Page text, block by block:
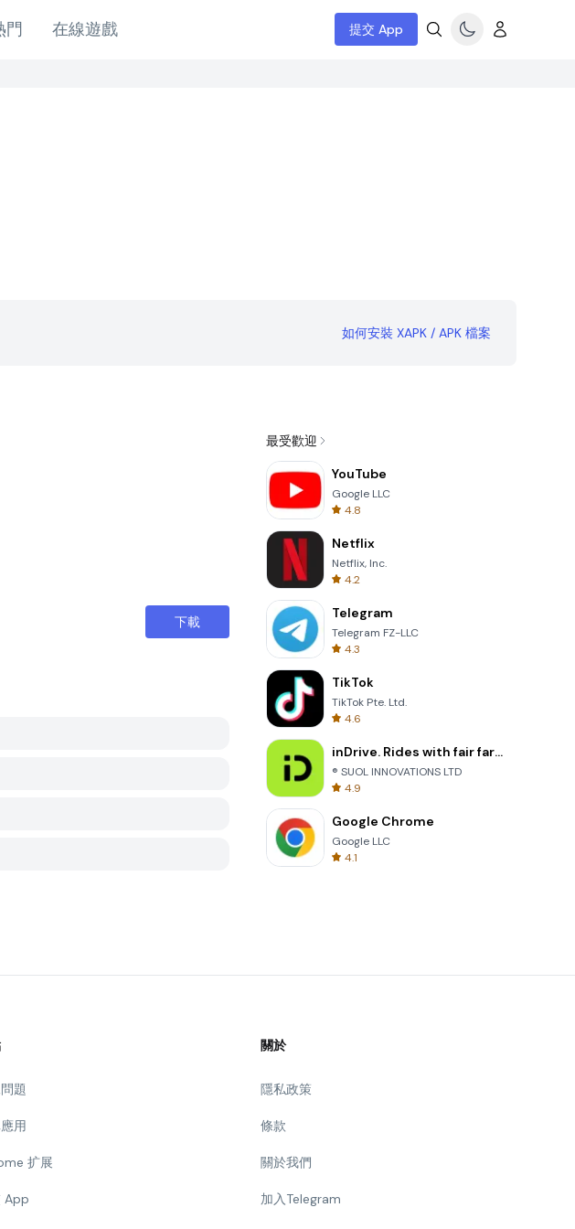
門 在線遊戲 提交 App
如何安裝 XAPK / APK 檔案
下載
最受歡迎
YouTube
Google LLC
4.8
Netflix
Netflix, Inc.
4.2
Telegram
Telegram FZ-LLC
4.3
TikTok
TikTok Pte. Ltd.
4.6
inDrive. Rides with fair fares
® SUOL INNOVATIONS LTD
4.9
Google Chrome
Google LLC
4.1
題
用
扩展
App
關於
隱私政策
條款
關於我們
加入Telegram